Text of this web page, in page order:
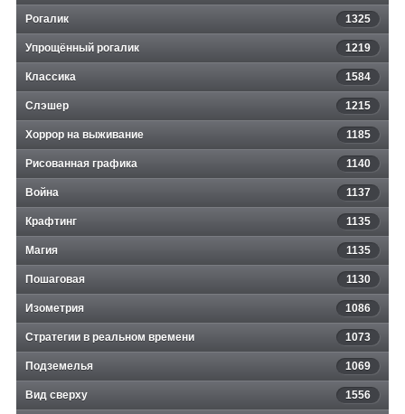
Рогалик 1325
Упрощённый рогалик 1219
Классика 1584
Слэшер 1215
Хоррор на выживание 1185
Рисованная графика 1140
Война 1137
Крафтинг 1135
Магия 1135
Пошаговая 1130
Изометрия 1086
Стратегии в реальном времени 1073
Подземелья 1069
Вид сверху 1556